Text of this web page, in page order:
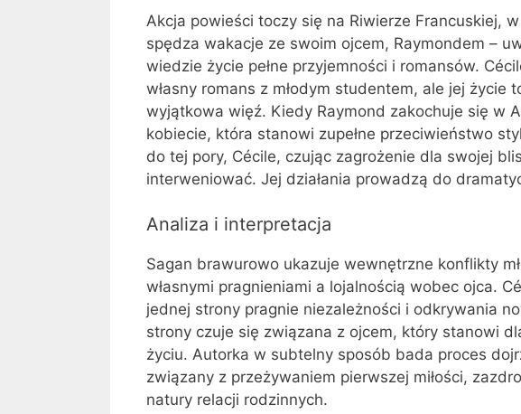
Akcja powieści toczy się na Riwierze Francuskiej,
spędza wakacje ze swoim ojcem, Raymondem –
wiedzie życie pełne przyjemności i romansów.
własny romans z młodym studentem, ale jej życie
wyjątkowa więź. Kiedy Raymond zakochuje się w
kobiecie, która stanowi zupełne przeciwieństwo
do tej pory, Cécile, czując zagrożenie dla swojej
interweniować. Jej działania prowadzą do
Analiza i interpretacja
Sagan brawurowo ukazuje wewnętrzne konflikty
własnymi pragnieniami a lojalnością wobec ojca.
jednej strony pragnie niezależności i odkrywania
strony czuje się związana z ojcem, który stanowi
życiu. Autorka w subtelny sposób bada proces
związany z przeżywaniem pierwszej miłości,
natury relacji rodzinnych.